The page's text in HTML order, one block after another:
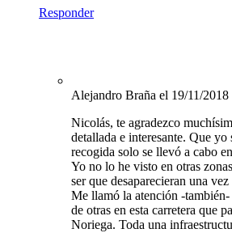
Responder
Alejandro Braña el 19/11/2018
Nicolás, te agradezco
detallada e interesante. Que yo
recogida solo se llevó a cabo
Yo no lo he visto en otras
ser que desaparecieran una
Me llamó la atención -también-
de otras en esta carretera que
Noriega. Toda una